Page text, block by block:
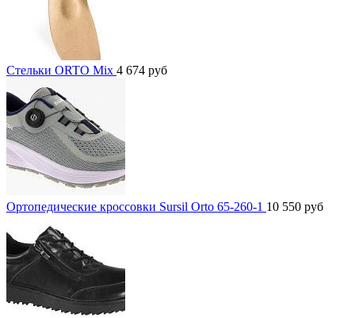
Стельки ORTO Mix 4 674 руб
Ортопедические кроссовки Sursil Orto 65-260-1 10 550 руб